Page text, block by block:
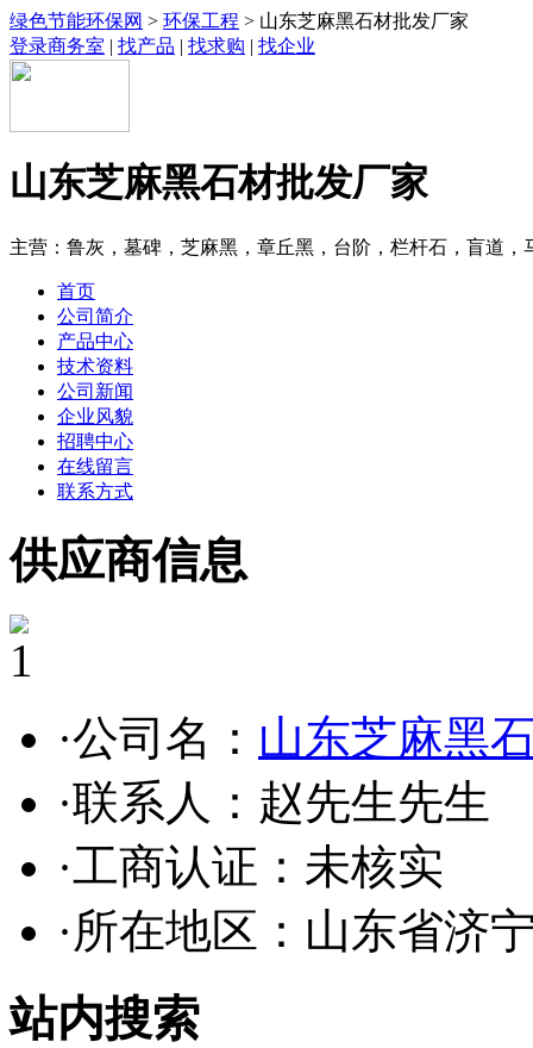
绿色节能环保网 > 环保工程 > 山东芝麻黑石材批发厂家
登录商务室 | 找产品 | 找求购 | 找企业
山东芝麻黑石材批发厂家
主营：鲁灰，墓碑，芝麻黑，章丘黑，台阶，栏杆石，盲道，
首页
公司简介
产品中心
技术资料
公司新闻
企业风貌
招聘中心
在线留言
联系方式
供应商信息
1
·公司名： 山东芝麻黑
·联系人：赵先生先生
·工商认证： 未核实
·所在地区：山东省济
站内搜索